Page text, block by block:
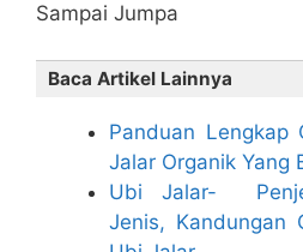
Sampai Jumpa
Baca Artikel Lainnya
Panduan Lengkap
Jalar Organik Yang
Ubi Jalar-
Jenis, Kandungan